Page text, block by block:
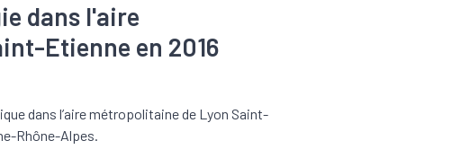
dans l'aire
Etienne en 2016
dans l’aire métropolitaine de Lyon Saint-
Rhône-Alpes.